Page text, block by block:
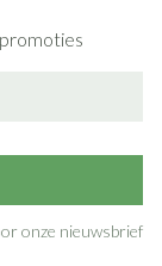
onze nieuwsbrief